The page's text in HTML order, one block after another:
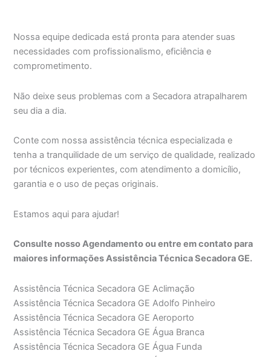
Nossa equipe dedicada está pronta para atender suas
necessidades com profissionalismo, eficiência e
comprometimento.
Não deixe seus problemas com a Secadora atrapalharem
seu dia a dia.
Conte com nossa assistência técnica especializada e
tenha a tranquilidade de um serviço de qualidade, realizado
por técnicos experientes, com atendimento a domicílio,
garantia e o uso de peças originais.
Estamos aqui para ajudar!
Consulte nosso Agendamento ou entre em contato para
maiores informações Assistência Técnica Secadora GE.
Assistência Técnica Secadora GE Aclimação
Assistência Técnica Secadora GE Adolfo Pinheiro
Assistência Técnica Secadora GE Aeroporto
Assistência Técnica Secadora GE Água Branca
Assistência Técnica Secadora GE Água Funda